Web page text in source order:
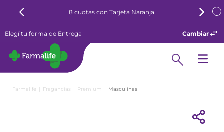
Retirá gratis en nuestras sucursales
Elegí tu forma de Entrega Cambiar
Fragancias Premium Masculinas